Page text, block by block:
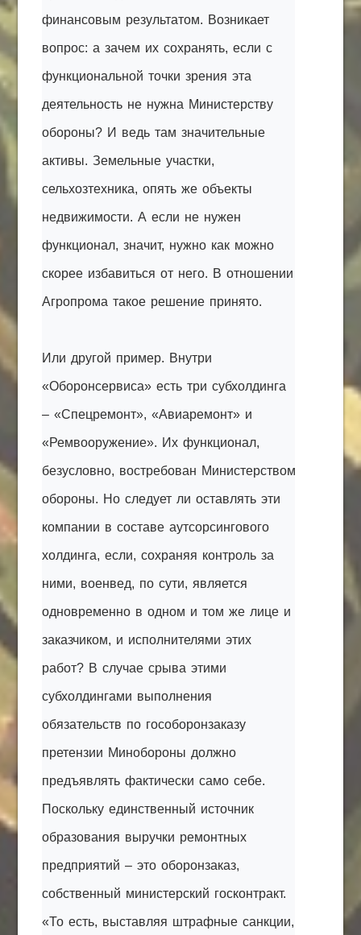
финансовым результатом. Возникает
вопрос: а зачем их сохранять, если с
функциональной точки зрения эта
деятельность не нужна Министерству
обороны? И ведь там значительные
активы. Земельные участки,
сельхозтехника, опять же объекты
недвижимости. А если не нужен
функционал, значит, нужно как можно
скорее избавиться от него. В отношении
Агропрома такое решение принято.
Или другой пример. Внутри
«Оборонсервиса» есть три субхолдинга
– «Спецремонт», «Авиаремонт» и
«Ремвооружение». Их функционал,
безусловно, востребован Министерством
обороны. Но следует ли оставлять эти
компании в составе аутсорсингового
холдинга, если, сохраняя контроль за
ними, военвед, по сути, является
одновременно в одном и том же лице и
заказчиком, и исполнителями этих
работ? В случае срыва этими
субхолдингами выполнения
обязательств по гособоронзаказу
претензии Минобороны должно
предъявлять фактически само себе.
Поскольку единственный источник
образования выручки ремонтных
предприятий – это оборонзаказ,
собственный министерский госконтракт.
«То есть, выставляя штрафные санкции,